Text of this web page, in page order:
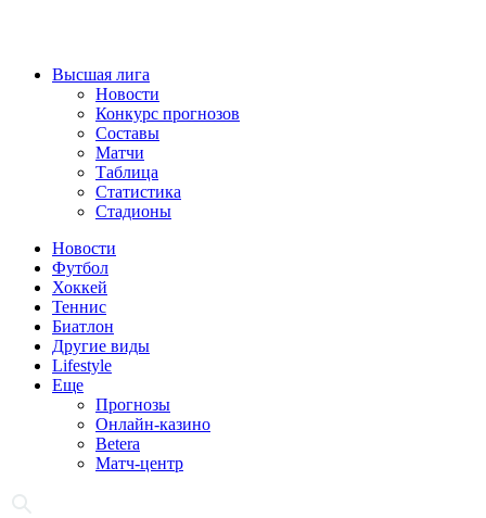
Высшая лига
Новости
Конкурс прогнозов
Составы
Матчи
Таблица
Статистика
Стадионы
Новости
Футбол
Хоккей
Теннис
Биатлон
Другие виды
Lifestyle
Еще
Прогнозы
Онлайн-казино
Betera
Матч-центр